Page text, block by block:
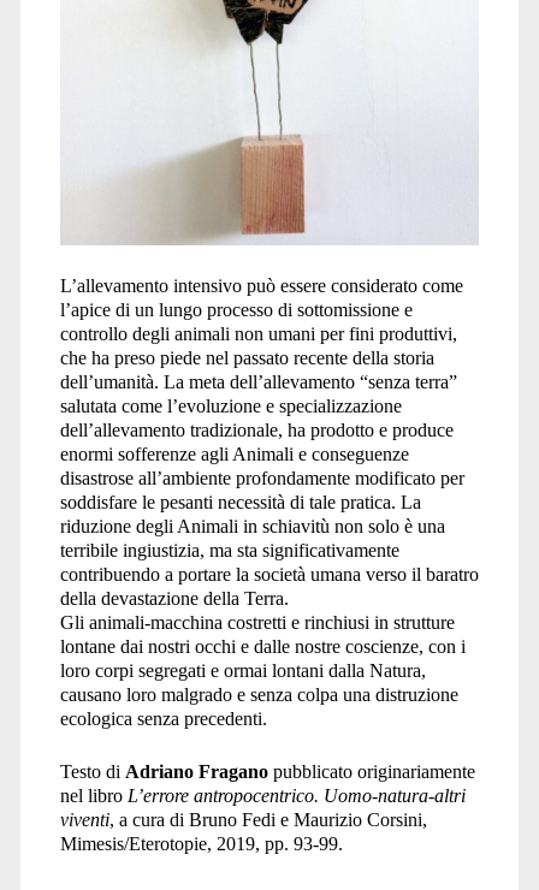
L’allevamento intensivo può essere considerato come
l’apice di un lungo processo di sottomissione e
controllo degli animali non umani per fini produttivi,
che ha preso piede nel passato recente della storia
dell’umanità. La meta dell’allevamento “senza terra”
salutata come l’evoluzione e specializzazione
dell’allevamento tradizionale, ha prodotto e produce
enormi sofferenze agli Animali e conseguenze
disastrose all’ambiente profondamente modificato per
soddisfare le pesanti necessità di tale pratica. La
riduzione degli Animali in schiavitù non solo è una
terribile ingiustizia, ma sta significativamente
contribuendo a portare la società umana verso il baratro
della devastazione della Terra.
Gli animali-macchina costretti e rinchiusi in strutture
lontane dai nostri occhi e dalle nostre coscienze, con i
loro corpi segregati e ormai lontani dalla Natura,
causano loro malgrado e senza colpa una distruzione
ecologica senza precedenti.
Testo di Adriano Fraganopubblicato originariamente
nel libro L’errore antropocentrico. Uomo-natura-altri
viventi, a cura di Bruno Fedi e Maurizio Corsini,
Mimesis/Eterotopie, 2019, pp. 93-99.